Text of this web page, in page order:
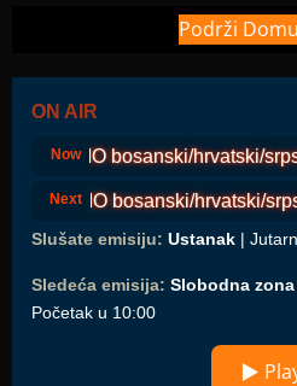
Podrži
ON AIR
Now
COSMO bosanski/hrvatski/
Next
COSMO bosanski/hrvatski/
Slušate emisiju: Ustanak |
Sledeća emisija: Slobodna zona
Početak u 10:00
▶